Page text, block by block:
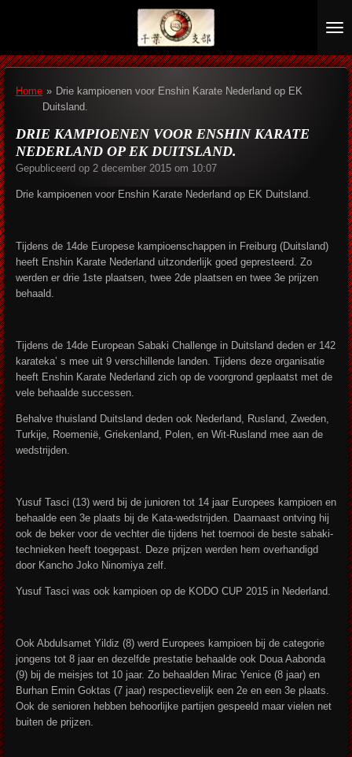
de
Home » Drie kampioenen voor Enshin Karate Nederland op EK
Duitsland.
DRIE KAMPIOENEN VOOR ENSHIN KARATE
NEDERLAND OP EK DUITSLAND.
Gepubliceerd op 2 december 2015 om 10:07
Drie kampioenen voor Enshin Karate Nederland op EK Duitsland.
Tijdens de 14de Europese kampioenschappen in Freiburg (Duitsland)
heeft Enshin Karate Nederland uitzonderlijk goed gepresteerd. Zo
werden er drie 1ste plaatsen, twee 2de plaatsen en twee 3e prijzen
behaald.
Tijdens de 14de European Sabaki Challenge in Duitsland deden er 142
karateka’ s mee uit 9 verschillende landen. Tijdens deze organisatie
heeft Enshin Karate Nederland zich op de voorgrond geplaatst met de
vele behaalde successen.
Behalve thuisland Duitsland deden ook Nederland, Rusland, Zweden,
Turkije, Roemenië, Griekenland, Polen, en Wit-Rusland mee aan de
wedstrijden.
Yusuf Tasci (13) werd bij de junioren tot 14 jaar Europees kampioen en
behaalde een 3e plaats bij de Kata-wedstrijden. Daarnaast ontving hij
ook de beker voor de vechter die tijdens het toernooi de beste sabaki-
technieken heeft toegepast. Deze prijzen werden hem overhandigd
door Kancho Joko Ninomiya zelf.
Yusuf Tasci was ook kampioen op de KODO CUP 2015 in Nederland.
Ook Abdulsamet Yildiz (8) werd Europees kampioen bij de categorie
jongens tot 8 jaar en dezelfde prestatie behaalde ook Doua Aabonda
(9) bij de meisjes tot 10 jaar. Zo behaalden Mirac Yenice (8 jaar) en
Burhan Emin Goktas (7 jaar) respectievelijk een 2e en een 3e plaats.
Ook de senioren hebben behoorlijke partijen gespeeld maar vielen net
buiten de prijzen.